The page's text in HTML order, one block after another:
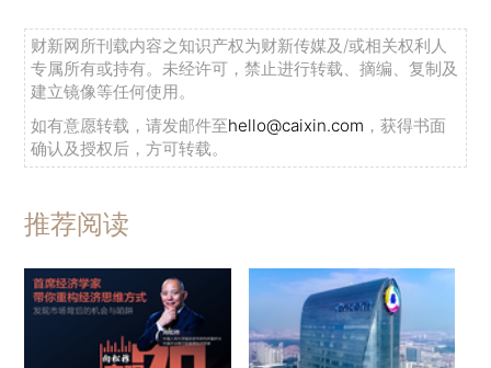
财新网所刊载内容之知识产权为财新传媒及/或相关权利人
专属所有或持有。未经许可，禁止进行转载、摘编、复制及
建立镜像等任何使用。
如有意愿转载，请发邮件至hello@caixin.com ，获得书面
确认及授权后，方可转载。
推荐阅读